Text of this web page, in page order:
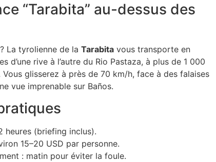
“Tarabita” au-dessus des
La tyrolienne de la Tarabita vous transporte en
d’une rive à l’autre du Rio Pastaza, à plus de 1 000
Vous glisserez à près de 70 km/h, face à des falaises
vue imprenable sur Baños.
heures (briefing inclus).
15–20 USD par personne.
: matin pour éviter la foule.